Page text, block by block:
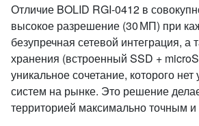
Отличие BOLID RGI‑0412 в
высокое разрешение (30 МП) при
безупречная сетевой интеграция, а
хранения (встроенный SSD +
уникальное сочетание, которого
систем на рынке. Это решение
территорией максимально точным